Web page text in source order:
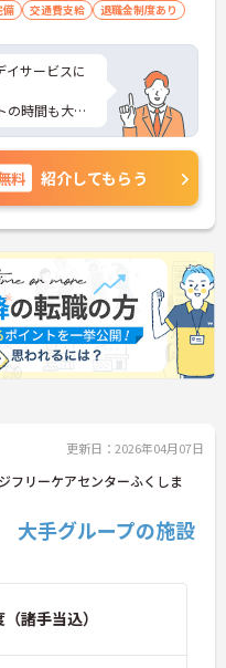
備 交通費支給 退職金制度あり
イサービスに
の時間も大切
でお問い合わ
料 紹介してもらう
更新日：2026年04月07日
フリーケアセンターふくしま
大手グループの施設
諸手当込）